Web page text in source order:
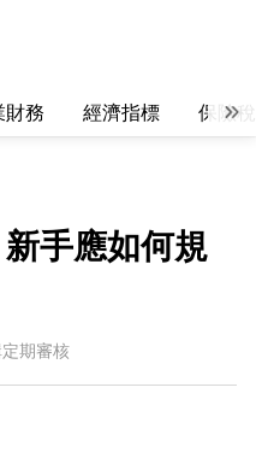
財務 經濟指標 保險
手應如何規
期審核